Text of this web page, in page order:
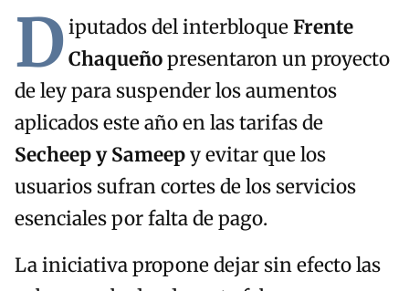
Diputados del interbloqueFrente
Chaqueñopresentaron un proyecto
de ley para suspender los aumentos
aplicados este año en las tarifas de
Secheep y Sameepy evitar que los
usuarios sufran cortes de los servicios
esenciales por falta de pago.
La iniciativa propone dejar sin efecto las